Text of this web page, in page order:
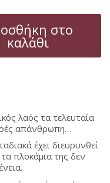
στο
καλάθι
λαός τα τελευταία
απάνθρωπη…
έχει διευρυνθεί
πλοκάμια της δεν